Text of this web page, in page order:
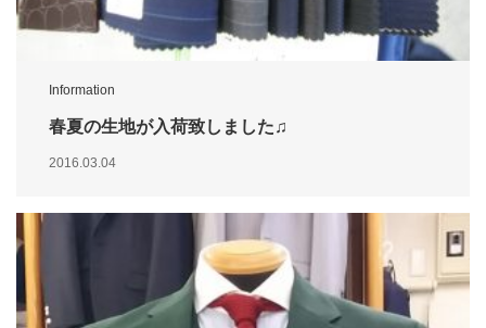
Information
春夏の生地が入荷致しました♫
2016.03.04